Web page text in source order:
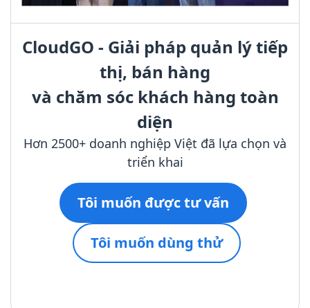
CloudGO - Giải pháp quản lý tiếp
thị, bán hàng
và chăm sóc khách hàng toàn
diện
Hơn 2500+ doanh nghiệp Việt đã lựa chọn và
triển khai
Tôi muốn được tư vấn
Tôi muốn dùng thử